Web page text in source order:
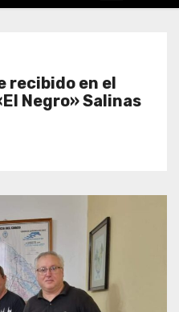
recibido en el
Negro» Salinas